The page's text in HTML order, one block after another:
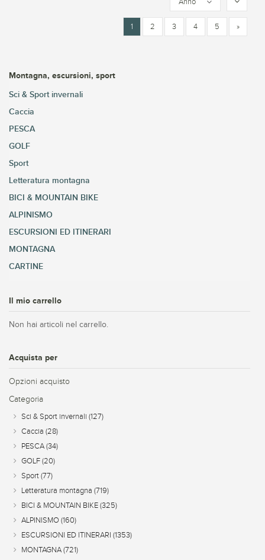
Anno
1 2 3 4 5 »
Montagna, escursioni, sport
Sci & Sport invernali
Caccia
PESCA
GOLF
Sport
Letteratura montagna
BICI & MOUNTAIN BIKE
ALPINISMO
ESCURSIONI ED ITINERARI
MONTAGNA
CARTINE
Il mio carrello
Non hai articoli nel carrello.
Acquista per
Opzioni acquisto
Categoria
Sci & Sport invernali (127)
Caccia (28)
PESCA (34)
GOLF (20)
Sport (77)
Letteratura montagna (719)
BICI & MOUNTAIN BIKE (325)
ALPINISMO (160)
ESCURSIONI ED ITINERARI (1353)
MONTAGNA (721)